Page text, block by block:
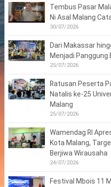
Tembus Pasar
Ni Asal Malang
30/07/2026
Dari Makassar
Menjadi Panggung
25/07/2026
Ratusan Peserta
Natalis ke-25
Malang
25/07/2026
Wamendag RI
Kota Malang,
Berjiwa Wirausaha
24/07/2026
Festival Mbois 11